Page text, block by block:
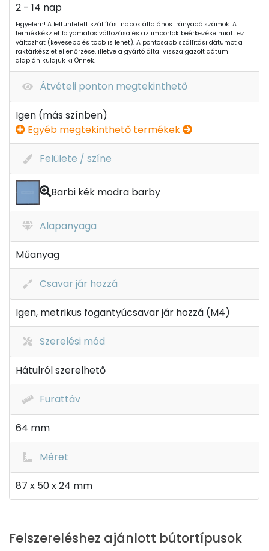
2 - 14 nap
Figyelem! A feltüntetett szállítási napok általános irányadó számok. A
termékkészlet folyamatos változása és az importok beérkezése miatt ez
változhat (kevesebb és több is lehet). A pontosabb szállítási dátumot a
raktárkészlet ellenőrzése, illetve a gyártó által visszaigazolt dátum
alapján küldjük ki Önnek.
Átvételi ponton megtekinthető
Igen (más színben)
Egyéb megtekinthető termékek
Felülete / színe
Barbi kék modra barby
Alapanyaga
Műanyag
Csavar jár hozzá
Igen, metrikus fogantyúcsavar jár hozzá (M4)
Szerelési mód
Hátulról szerelhető
Furattáv
64 mm
Méret
87 x 50 x 24 mm
Felszereléshez ajánlott bútortípusok